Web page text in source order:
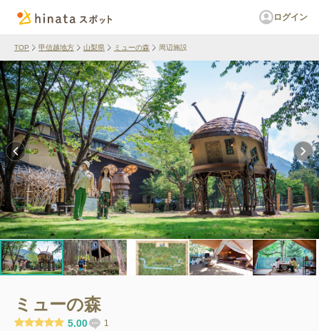
ログイン
TOP 甲信越地方 山梨県 ミューの森 周辺施設
ミューの森
5.00 1